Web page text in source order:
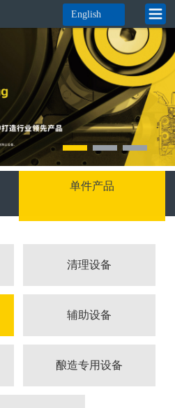
English
单件产品
清理设备
辅助设备
酿造专用设备